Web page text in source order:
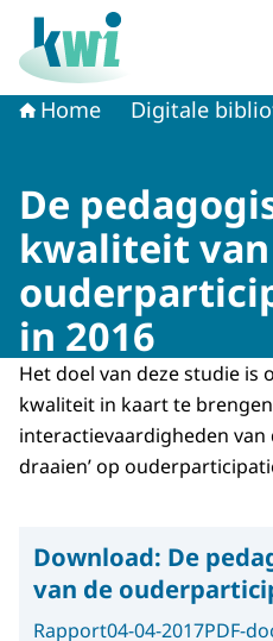
Naar de homepage van
Home Digitale
De
kwaliteit
in 2016
Het doel van deze studie is
kwaliteit in kaart te
interactievaardigheden van
draaien’ op
Download: De
van de
Rapport04-04-2017PDF-